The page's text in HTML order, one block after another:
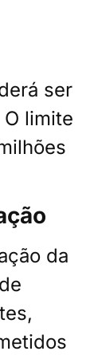
ser
limite
da